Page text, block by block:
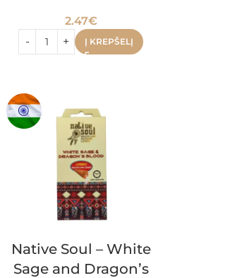
2.47€
Į KREPŠELĮ
Native Soul – White
Sage and Dragon’s